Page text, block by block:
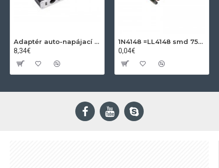
Adaptér auto-napájací 1xkon./3x zdierka- 12/24V, USB 1000mA
8,34€
1N4148 =LL4148 smd 75V,0.15A SOD80C
0,04€